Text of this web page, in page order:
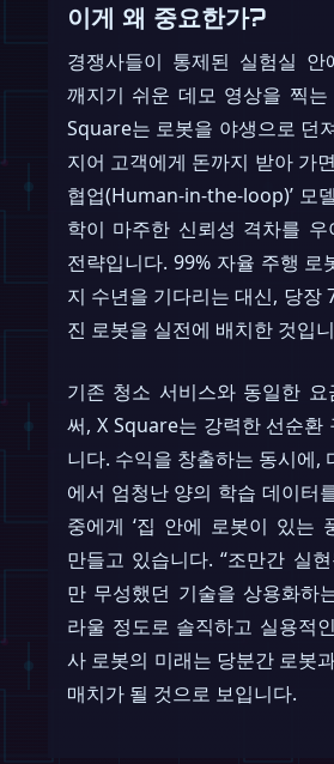
이게 왜 중요한가?
경쟁사들이 통제된 실험실 안
깨지기 쉬운 데모 영상을 찍
Square는 로봇을 야생으로 던
지어 고객에게 돈까지 받아 가
협업(Human-in-the-loop)’ 모
학이 마주한 신뢰성 격차를 우
전략입니다. 99% 자율 주행 로
지 수년을 기다리는 대신, 당장
진 로봇을 실전에 배치한 것입
기존 청소 서비스와 동일한 요
써, X Square는 강력한 선순환
니다. 수익을 창출하는 동시에,
에서 엄청난 양의 학습 데이터
중에게 ‘집 안에 로봇이 있는
만들고 있습니다. “조만간 실
만 무성했던 기술을 상용화하
라울 정도로 솔직하고 실용적
사 로봇의 미래는 당분간 로봇
매치가 될 것으로 보입니다.